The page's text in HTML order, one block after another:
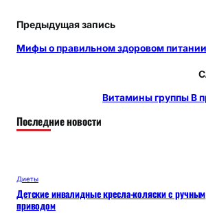
Предыдущая запись
Мифы о правильном здоровом питании
Витамины группы В
Последние новости
Диеты
Детские инвалидные кресла-коляски с ручным
приводом